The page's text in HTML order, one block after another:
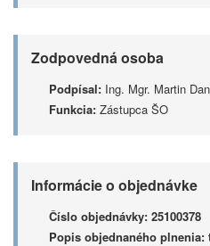
Zodpovedná osoba
Podpísal: Ing. Mgr. Martin
Funkcia: Zástupca ŠO
Informácie o objednávke
Číslo objednávky: 25100378
Popis objednaného plnenia: